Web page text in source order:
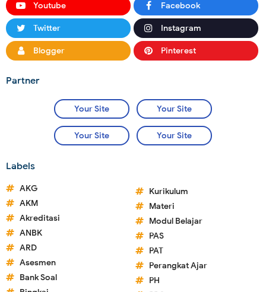
Youtube Facebook
Twitter Instagram
Blogger Pinterest
Partner
Your Site Your Site
Your Site Your Site
Labels
AKG
AKM
Akreditasi
ANBK
ARD
Asesmen
Bank Soal
Kurikulum
Materi
Modul Belajar
PAS
PAT
Perangkat Ajar
PH